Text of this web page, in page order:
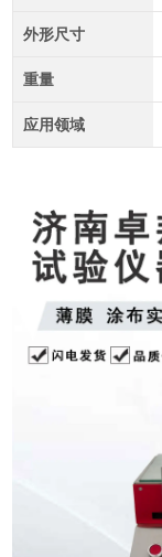
外形尺寸
重量
应用领域